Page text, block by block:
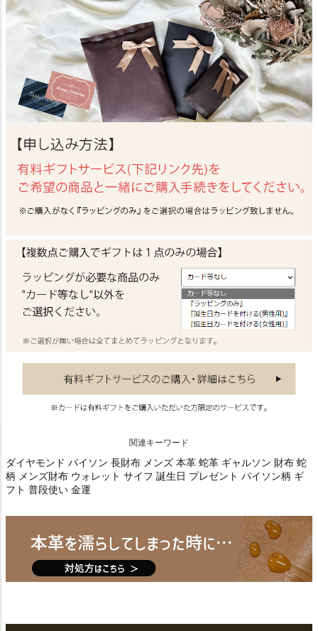
関連キーワード
ダイヤモンド パイソン 長財布 メンズ 本革 蛇革 ギャルソン 財布 蛇
柄 メンズ財布 ウォレット サイフ 誕生日 プレゼント パイソン柄 ギ
フト 普段使い 金運